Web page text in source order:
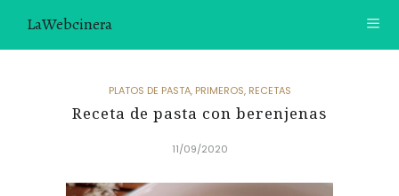
LaWebcinera
VIDEORECETAS
PLATOS DE PASTA, PRIMEROS, RECETAS
Receta de pasta con berenjenas
11/09/2020